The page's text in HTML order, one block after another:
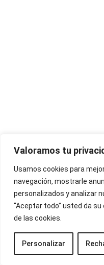
Valoramos tu
Usamos cookies para
navegación, mostrarle
personalizados y analizar
“Aceptar todo” usted da
de las cookies.
Personalizar